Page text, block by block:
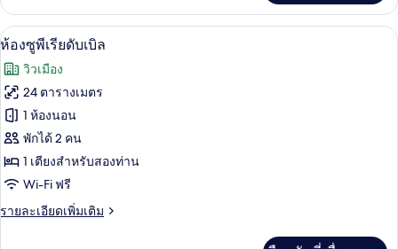
เกี่ยว
กับ
Superior
Room
เปิด
ภาพถ่าย
ทั้งหมด
ของ
ห้อง
ซู
พี
เรียดั
ห้องซูพีเรียดับเบิล | โต๊ะทำงาน, พื้นที่
5
ห้องซูพีเรียดับเบิล
วิวเมือง
24 ตารางเมตร
1 ห้องนอน
พักได้ 2 คน
1 เตียงสำหรับสองท่าน
Wi-Fi ฟรี
รายละเอียดเพิ่มเติม
ราย